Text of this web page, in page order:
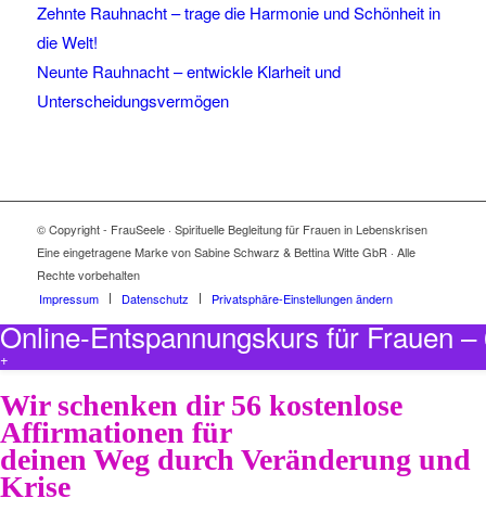
Zehnte Rauhnacht – trage die Harmonie und Schönheit in
die Welt!
Neunte Rauhnacht – entwickle Klarheit und
Unterscheidungsvermögen
© Copyright - FrauSeele · Spirituelle Begleitung für Frauen in Lebenskrisen
Eine eingetragene Marke von Sabine Schwarz & Bettina Witte GbR · Alle
Rechte vorbehalten
Impressum
Datenschutz Privatsphäre-Einstellungen ändern
Online-Entspannungskurs für Frauen
+
Wir schenken dir 56 kostenlose
Affirmationen für
deinen Weg durch Veränderung und
Krise